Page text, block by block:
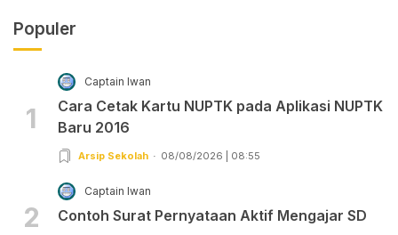
Populer
1
Captain Iwan
Cara Cetak Kartu NUPTK pada Aplikasi NUPTK
Baru 2016
Arsip Sekolah 08/08/2026 | 08:55
2
Captain Iwan
Contoh Surat Pernyataan Aktif Mengajar SD